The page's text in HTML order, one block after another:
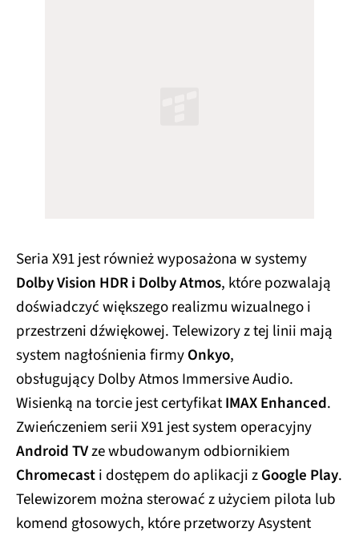
Seria X91 jest również wyposażona w systemy
Dolby Vision HDR i Dolby Atmos, które pozwalają
doświadczyć większego realizmu wizualnego i
przestrzeni dźwiękowej. Telewizory z tej linii mają
system nagłośnienia firmyOnkyo,
obsługujący Dolby Atmos Immersive Audio.
Wisienką na torcie jest certyfikatIMAX Enhanced.
Zwieńczeniem serii X91 jest system operacyjny
Android TVze wbudowanym odbiornikiem
Chromecasti dostępem do aplikacji zGoogle Play.
Telewizorem można sterować z użyciem pilota lub
komend głosowych, które przetworzy Asystent